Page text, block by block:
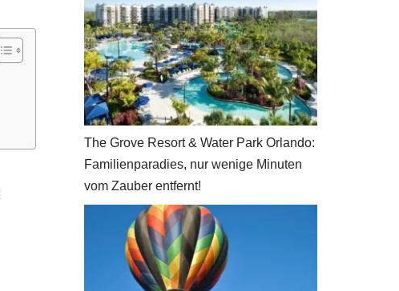
The Grove Resort & Water Park Orlando:
Familienparadies, nur wenige Minuten
vom Zauber entfernt!